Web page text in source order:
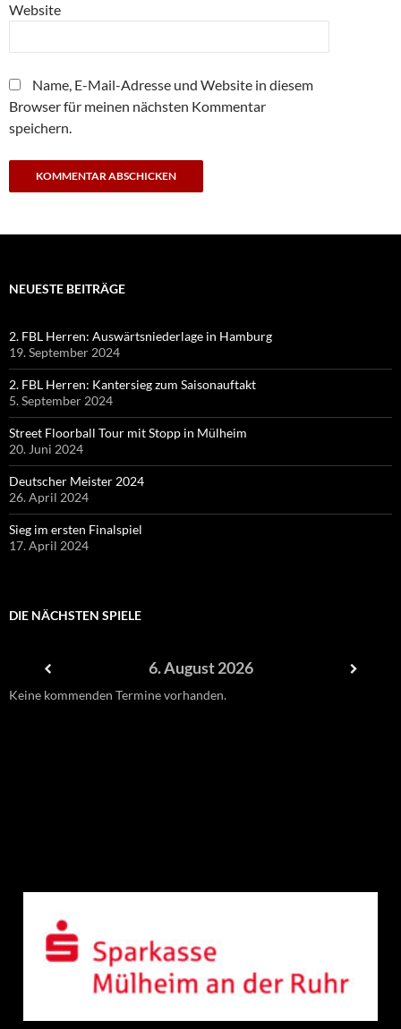
Website
Name, E-Mail-Adresse und Website in diesem
Browser für meinen nächsten Kommentar
speichern.
NEUESTE BEITRÄGE
2. FBL Herren: Auswärtsniederlage in Hamburg
19. September 2024
2. FBL Herren: Kantersieg zum Saisonauftakt
5. September 2024
Street Floorball Tour mit Stopp in Mülheim
20. Juni 2024
Deutscher Meister 2024
26. April 2024
Sieg im ersten Finalspiel
17. April 2024
DIE NÄCHSTEN SPIELE
6. August 2026
Keine kommenden Termine vorhanden.